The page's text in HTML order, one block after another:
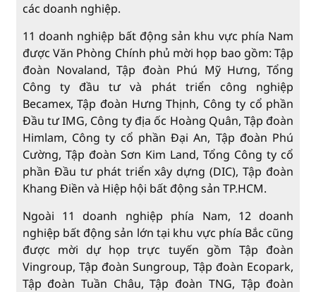
các doanh nghiệp.
11 doanh nghiệp bất động sản khu vực phía Nam
được Văn Phòng Chính phủ mời họp bao gồm: Tập
đoàn Novaland, Tập đoàn Phú Mỹ Hưng, Tổng
Công ty đầu tư và phát triển công nghiệp
Becamex, Tập đoàn Hưng Thịnh, Công ty cổ phần
Đầu tư IMG, Công ty địa ốc Hoàng Quân, Tập đoàn
Himlam, Công ty cổ phần Đại An, Tập đoàn Phú
Cường, Tập đoàn Sơn Kim Land, Tổng Công ty cổ
phần Đầu tư phát triển xây dựng (DIC), Tập đoàn
Khang Điền và Hiệp hội bất động sản TP.HCM.
Ngoài 11 doanh nghiệp phía Nam, 12 doanh
nghiệp bất động sản lớn tại khu vực phía Bắc cũng
được mời dự họp trực tuyến gồm Tập đoàn
Vingroup, Tập đoàn Sungroup, Tập đoàn Ecopark,
Tập đoàn Tuần Châu, Tập đoàn TNG, Tập đoàn